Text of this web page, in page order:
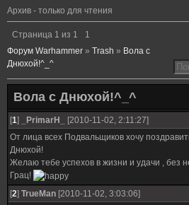
Архив - только для чтения
Страница 1 из 1
1
Форум Warhammer » Trash » Вола с
Днюхой!^_^
Вола с Днюхой!^_^
[1] _PrimarH_
[2010-11-02, 2:11:27]
От лица всех Подвальщиков хочу
Днюхой!
Желаю тебе успехов в жизни и удачи , без
Грац!
[2] TrueMan [2010-11-02, 3:03:06]